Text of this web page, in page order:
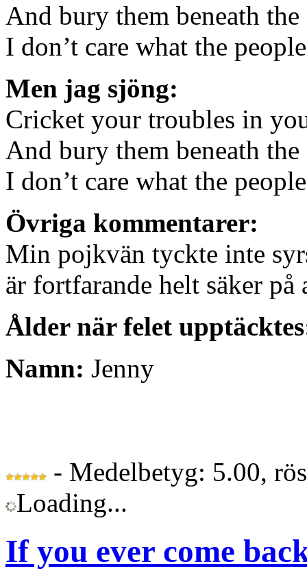
And bury them beneath the
I don’t care what the
Men jag sjöng:
Cricket your troubles in
And bury them beneath the
I don’t care what the
Övriga kommentarer:
Min pojkvän tyckte inte
är fortfarande helt säker
Ålder när felet
Namn: Jenny
- Medelbetyg: 5.00,
Loading...
If you ever come